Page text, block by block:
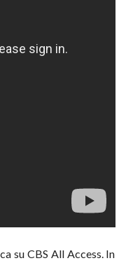
su CBS All Access. In